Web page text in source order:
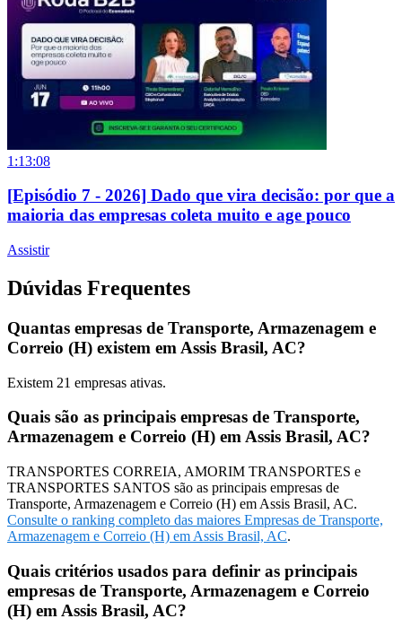
1:13:08
[Episódio 7 - 2026] Dado que vira decisão: por que a
maioria das empresas coleta muito e age pouco
Assistir
Dúvidas Frequentes
Quantas empresas de Transporte, Armazenagem e
Correio (H) existem em Assis Brasil, AC?
Existem 21 empresas ativas.
Quais são as principais empresas de Transporte,
Armazenagem e Correio (H) em Assis Brasil, AC?
TRANSPORTES CORREIA, AMORIM TRANSPORTES e
TRANSPORTES SANTOS são as principais empresas de
Transporte, Armazenagem e Correio (H) em Assis Brasil, AC.
Consulte o ranking completo das maiores Empresas de Transporte,
Armazenagem e Correio (H) em Assis Brasil, AC.
Quais critérios usados para definir as principais
empresas de Transporte, Armazenagem e Correio
(H) em Assis Brasil, AC?